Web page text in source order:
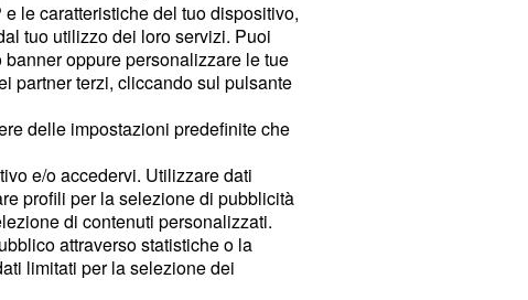
le caratteristiche del tuo dispositivo,
tuo utilizzo dei loro servizi. Puoi
oppure personalizzare le tue
partner terzi, cliccando sul pulsante
delle impostazioni predefinite che
e/o accedervi. Utilizzare dati
profili per la selezione di pubblicità
di contenuti personalizzati.
attraverso statistiche o la
limitati per la selezione dei